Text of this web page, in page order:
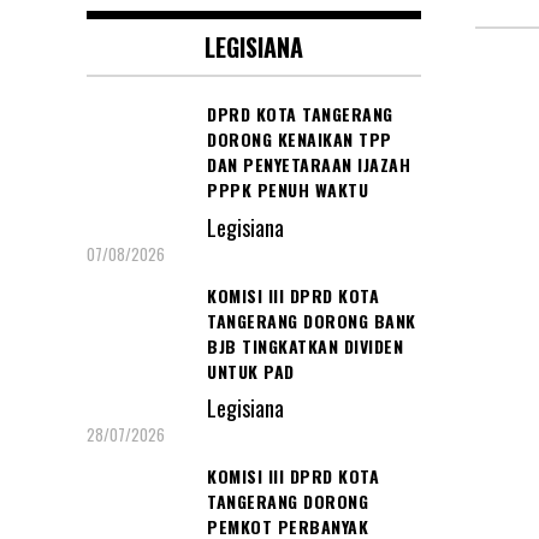
LEGISIANA
DPRD KOTA TANGERANG
DORONG KENAIKAN TPP
DAN PENYETARAAN IJAZAH
PPPK PENUH WAKTU
Legisiana
07/08/2026
KOMISI III DPRD KOTA
TANGERANG DORONG BANK
BJB TINGKATKAN DIVIDEN
UNTUK PAD
Legisiana
28/07/2026
KOMISI III DPRD KOTA
TANGERANG DORONG
PEMKOT PERBANYAK